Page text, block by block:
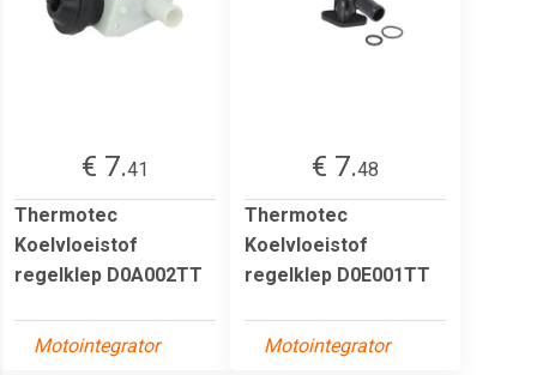
€ 7.41
Thermotec
Koelvloeistof
regelklep D0A002TT
Motointegrator
€ 7.48
Thermotec
Koelvloeistof
regelklep D0E001TT
Motointegrator